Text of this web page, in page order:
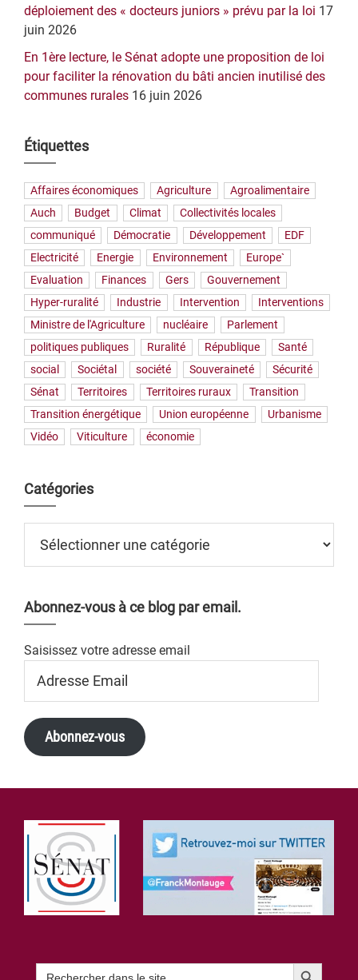
déploiement des « docteurs juniors » prévu par la loi 17
juin 2026
En 1ère lecture, le Sénat adopte une proposition de loi
pour faciliter la rénovation du bâti ancien inutilisé des
communes rurales 16 juin 2026
Étiquettes
Affaires économiques Agriculture
Agroalimentaire
Auch
Budget Climat
Collectivités locales
communiqué
Démocratie Développement
EDF
Electricité
Energie Environnement
Europe`
Evaluation
Finances Gers
Gouvernement
Hyper-ruralité
Industrie Intervention
Interventions
Ministre de l'Agriculture
nucléaire
Parlement
politiques publiques
Ruralité République
Santé
social
Sociétal société Souveraineté
Sécurité
Sénat
Territoires Territoires ruraux
Transition
Transition énergétique
Union européenne
Urbanisme
Vidéo
Viticulture économie
Catégories
Abonnez-vous à ce blog par email.
Saisissez votre adresse email
Email
Abonnez-vous
Footer
Search
Search Button